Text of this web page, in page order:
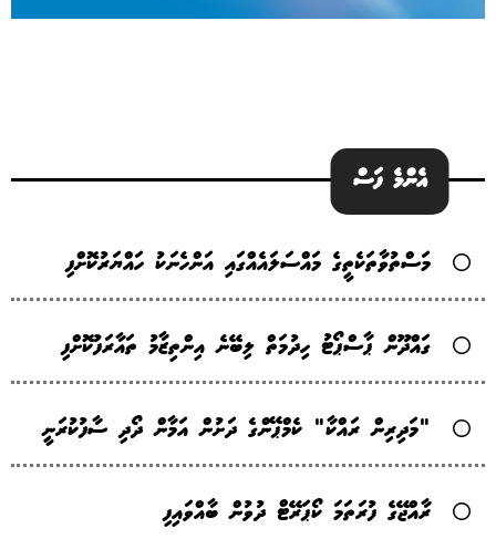
އެންމެ ފަސް
މަސްތުވާތަކެތީގެ މައްސަލައެއްގައި އަންހެނަކު ހައްޔަރުކޮށްފި
ގައްދޫން ޕާސްޕޯޓު ހިދުމަތް ލިބޭނެ އިންތިޒާމު ތައާރަފުކޮށްފި
"މަދިރިން ރައްކާ" ކެމްޕޭންގެ ދަށުން އަމާން ދޯދި ސާފުކުރަނީ
ރާއްޖޭގެ ފުރަތަމަ ކޯޕަރޭޓް ދުވުން ބާއްވައިފި